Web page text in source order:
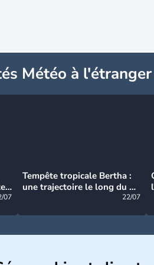
Météo à l'étranger
07
Tempête tropicale Bertha :
une trajectoire le long du du
22/07